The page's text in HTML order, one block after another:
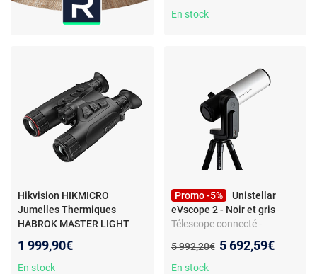
En stock
Hikvision HIKMICRO
Jumelles Thermiques
HABROK MASTER LIGHT
Jumelles Thermiques
HABROK MASTER LIGHT
1 999,90€
En stock
Promo -5%
Unistellar
eVscope 2 - Noir et gris -
Télescope connecté -
inclus
Ancien prix :
5 992,20€ Nouveau prix :
5 692,59€
En stock